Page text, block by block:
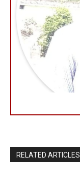
RELATED ARTICLES